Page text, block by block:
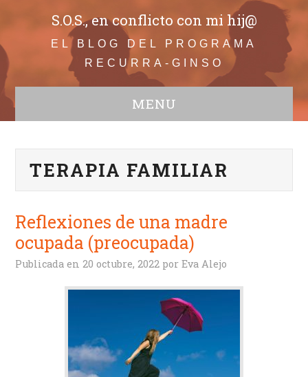
S.O.S., en conflicto con mi hij@
EL BLOG DEL PROGRAMA
RECURRA-GINSO
MENU
Todos
Adolescentes
Bullying
Infancia
Familia en conflicto
Conductas disruptivas
TERAPIA FAMILIAR
Reflexiones de una madre
ocupada (preocupada)
Publicada en20 octubre, 2022 porEva Alejo